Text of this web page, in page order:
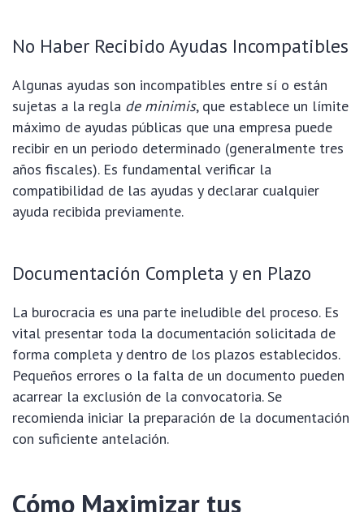
No Haber Recibido Ayudas Incompatibles
Algunas ayudas son incompatibles entre sí o están
sujetas a la regla de minimis, que establece un límite
máximo de ayudas públicas que una empresa puede
recibir en un periodo determinado (generalmente tres
años fiscales). Es fundamental verificar la
compatibilidad de las ayudas y declarar cualquier
ayuda recibida previamente.
Documentación Completa y en Plazo
La burocracia es una parte ineludible del proceso. Es
vital presentar toda la documentación solicitada de
forma completa y dentro de los plazos establecidos.
Pequeños errores o la falta de un documento pueden
acarrear la exclusión de la convocatoria. Se
recomienda iniciar la preparación de la documentación
con suficiente antelación.
Cómo Maximizar tus